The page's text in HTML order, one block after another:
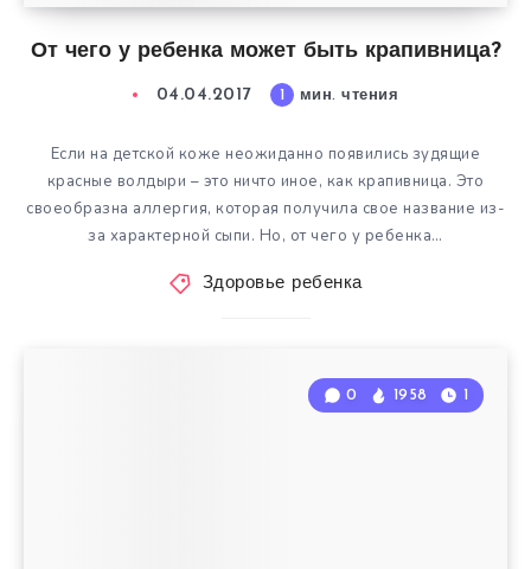
От чего у ребенка может быть крапивница?
04.04.2017 1 мин. чтения
Если на детской коже неожиданно появились зудящие
красные волдыри – это ничто иное, как крапивница. Это
своеобразна аллергия, которая получила свое название из-
за характерной сыпи. Но, от чего у ребенка…
Здоровье ребенка
0 1958 1